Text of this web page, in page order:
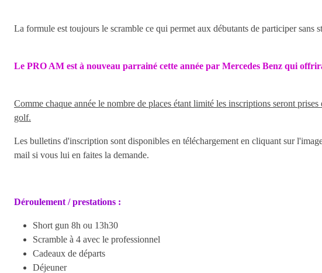
La formule est toujours le scramble ce qui permet aux débutants de participer
Le PRO AM est à nouveau parrainé cette année par Mercedes Benz qui
Comme chaque année le nombre de places étant limité les inscriptions seront
golf.
Les bulletins d'inscription sont disponibles en téléchargement en cliquant sur
mail si vous lui en faites la demande.
Déroulement / prestations :
Short gun 8h ou 13h30
Scramble à 4 avec le professionnel
Cadeaux de départs
Déjeuner